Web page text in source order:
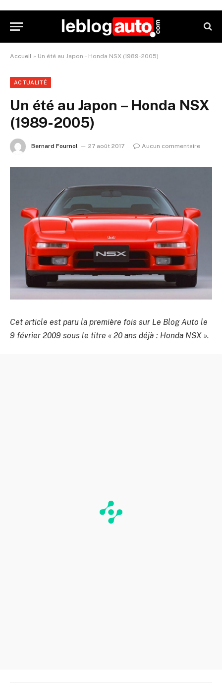
Accueil » Un été au Japon – Honda NSX (1989-2005)
ACTUALITÉ
Un été au Japon – Honda NSX
(1989-2005)
Bernard Fournol 27 août 2017 Aucun commentaire
Cet article est paru la première fois sur Le Blog Auto le
9 février 2009 sous le titre « 20 ans déjà : Honda NSX ».